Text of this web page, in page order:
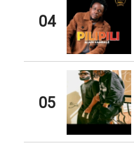
04
05